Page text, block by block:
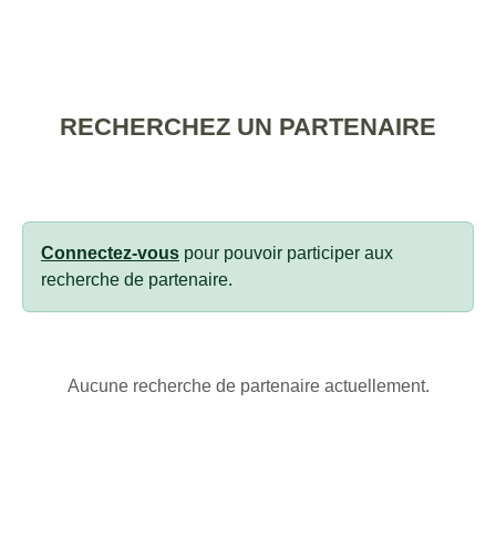
RECHERCHEZ UN PARTENAIRE
Connectez-vous pour pouvoir participer aux
recherche de partenaire.
Aucune recherche de partenaire actuellement.